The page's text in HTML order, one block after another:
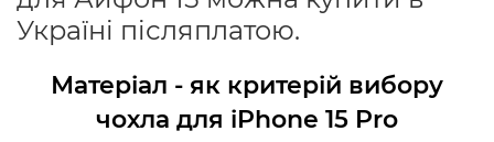
Україні післяплатою.
Матеріал - як критерій вибору
чохла для iPhone 15 Pro